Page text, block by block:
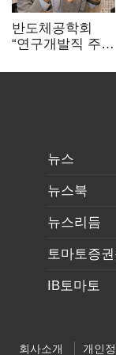
반도체공학회
“연구개발직 주
개선해야”
뉴스
뉴스북
뉴스리듬
토마토증
IB토마토
회사소개 개인